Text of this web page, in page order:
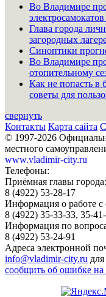
Во Владимире
Глава города
загородных
Синоптики
Во Владимире
отопительному
Как не попасть в
советы для
свернуть
Контакты Карта сайта
© 1997-2026
местного
www.vladimir-city.ru
Телефоны:
Приёмная главы города:
8 (4922) 53-28-17
Информация о работе
8 (4922) 35-33-33, 35-
Информация по
8 (4922) 53-24-91
Адреса электронной
info@vladimir-city.ru
сообщить об ошибке на